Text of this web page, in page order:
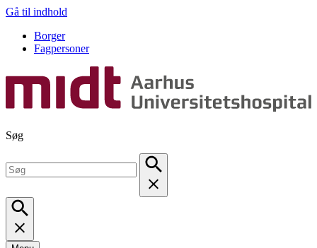
Gå til indhold
Borger
Fagpersoner
Søg